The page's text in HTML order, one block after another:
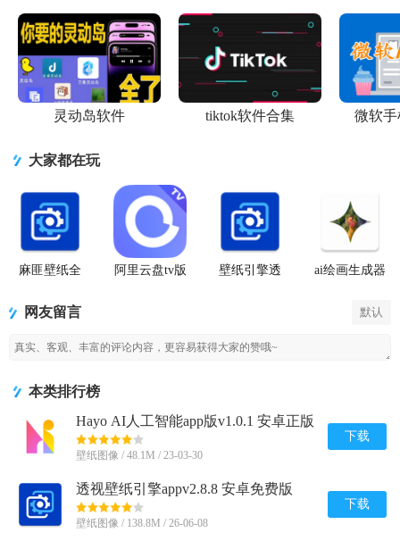
灵动岛软件 tiktok软件合集 微软手
大家都在玩
麻匪壁纸全
阿里云盘tv版
壁纸引擎透
ai绘画生成器
网友留言 默认
本类排行榜
Hayo AI人工智能app版v1.0.1 安卓正版
壁纸图像 / 48.1M / 23-03-30
下载
透视壁纸引擎appv2.8.8 安卓免费版
壁纸图像 / 138.8M / 26-06-08
下载